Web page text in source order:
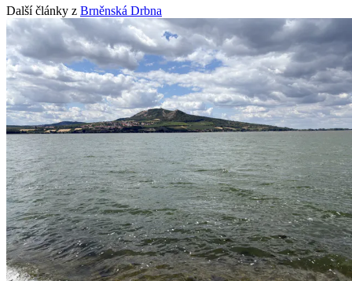
Další články z Brněnská Drbna